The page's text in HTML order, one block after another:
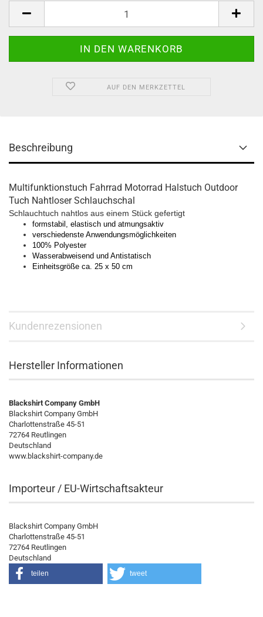
AUF DEN MERKZETTEL
Beschreibung
Multifunktionstuch Fahrrad Motorrad Halstuch Outdoor
Tuch Nahtloser Schlauchschal
Schlauchtuch nahtlos aus einem Stück gefertigt
formstabil, elastisch und atmungsaktiv
verschiedenste Anwendungsmöglichkeiten
100% Polyester
Wasserabweisend und Antistatisch
Einheitsgröße ca. 25 x 50 cm
Kundenrezensionen
Hersteller Informationen
Blackshirt Company GmbH
Blackshirt Company GmbH
Charlottenstraße 45-51
72764 Reutlingen
Deutschland
www.blackshirt-company.de
Importeur / EU-Wirtschaftsakteur
Blackshirt Company GmbH
Charlottenstraße 45-51
72764 Reutlingen
Deutschland
teilen tweet